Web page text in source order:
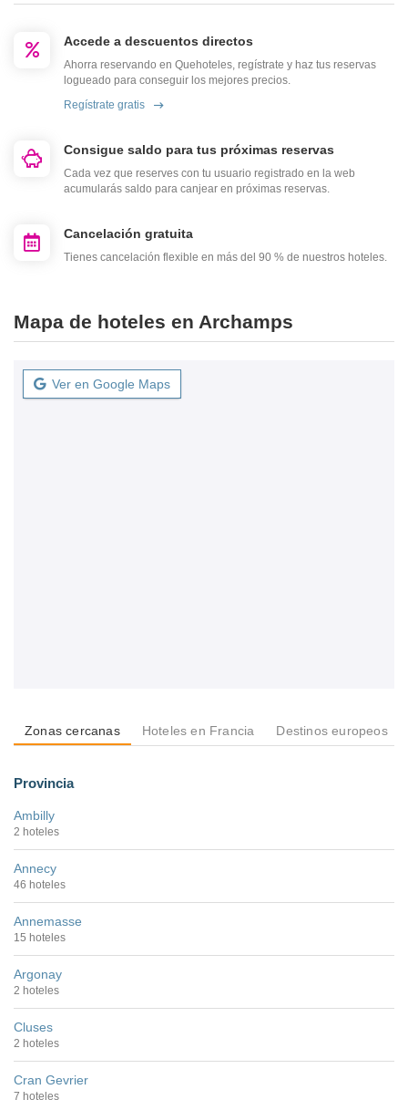
Accede a descuentos directos
Ahorra reservando en Quehoteles, regístrate y haz tus reservas
logueado para conseguir los mejores precios.
Regístrate gratis
Consigue saldo para tus próximas reservas
Cada vez que reserves con tu usuario registrado en la web
acumularás saldo para canjear en próximas reservas.
Cancelación gratuita
Tienes cancelación flexible en más del 90 % de nuestros hoteles.
Mapa de hoteles en Archamps
Ver en Google Maps
Zonas cercanas Hoteles en Francia Destinos europeos
Provincia
Ambilly
2 hoteles
Annecy
46 hoteles
Annemasse
15 hoteles
Argonay
2 hoteles
Cluses
2 hoteles
Cran Gevrier
7 hoteles